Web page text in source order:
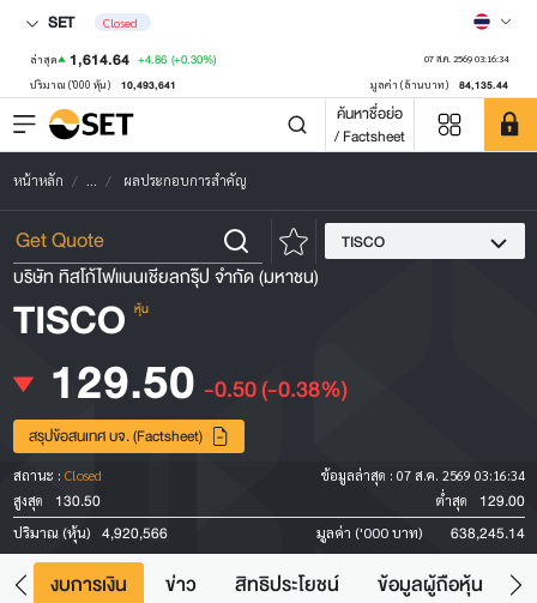
SET Closed
ล่าสุด 1,614.64 +4.86 (+0.30%) 07 ส.ค. 2569 03:16:34
ปริมาณ ('000 หุ้น) 10,493,641 มูลค่า (ล้านบาท) 84,135.44
ค้นหาชื่อย่อ
/ Factsheet
หน้าหลัก ... ผลประกอบการสำคัญ
TISCO
บริษัท ทิสโก้ไฟแนนเชียลกรุ๊ป จำกัด (มหาชน)
TISCO หุ้น
129.50 -0.50(-0.38%)
สรุปข้อสนเทศ บจ. (Factsheet)
สถานะ : Closed ข้อมูลล่าสุด : 07 ส.ค. 2569 03:16:34
สูงสุด
130.50 ต่ำสุด 129.00
ปริมาณ (หุ้น) 4,920,566 มูลค่า ('000 บาท) 638,245.14
งบการเงิน ข่าว สิทธิประโยชน์ ข้อมูลผู้ถือหุ้น